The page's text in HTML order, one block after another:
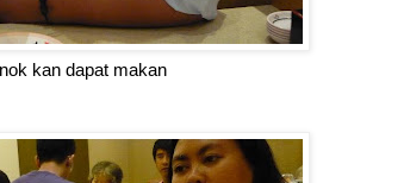
kan dapat makan